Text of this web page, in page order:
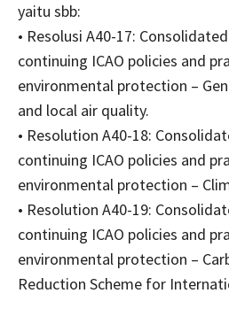
yaitu sbb:
• Resolusi A40-17:
continuing ICAO policies and
environmental protection –
and local air quality.
• Resolution A40-18:
continuing ICAO policies and
environmental protection –
• Resolution A40-19:
continuing ICAO policies and
environmental protection –
Reduction Scheme for